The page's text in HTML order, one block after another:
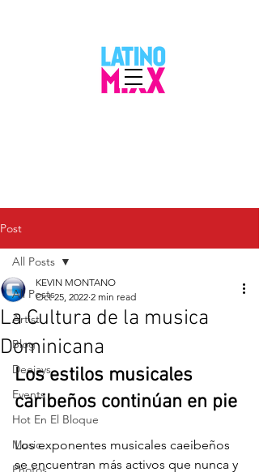
Post
All Posts
Artist
Blog
Deejays
Events
Hot En El Bloque
Music
All Posts
La Cultura de la musica
Dominicana
KEVIN MONTANO
Oct 25, 2022 2 min read
Los estilos musicales
caribeños continúan en pie
Los exponentes musicales caeibeños
se encuentran más activos que nunca y